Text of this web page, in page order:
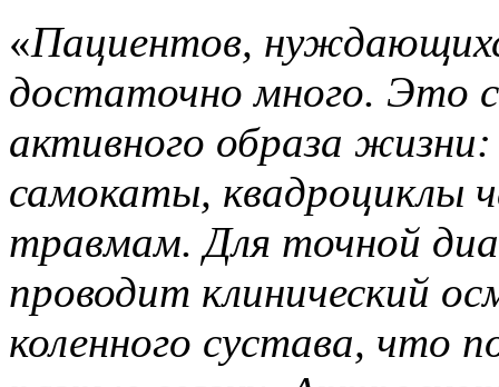
«Пациентов,
достаточно много. Это
активного образа
самокаты, квадроциклы
травмам. Для точной
проводит клинический
коленного сустава, что